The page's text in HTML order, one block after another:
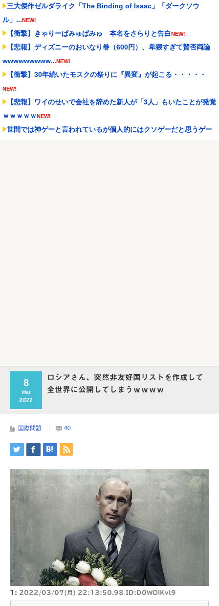
三大傑作ゼルダライク「The Binding of Isaac」「ダークソウ
ル」...NEW!
【衝撃】きゃりーぱみゅぱみゅ 本名をさらりと告白NEW!
【悲報】ディズニーのおいなり巻（600円）、卑猥すぎて賛否両論
wwwwwwwww...NEW!
【衝撃】30年続いたモスクの祭りに『異変』が起こる・・・・・
NEW!
【悲報】ワイのせいで会社を辞めた新人が「3人」もいたことが発覚
ｗｗｗｗｗNEW!
世間では神ゲーと言われているが個人的にはクソゲーだと思うゲー
8
Mar
2022
ロシアさん、突然非友好国リストを作成して
全世界に公開してしまうｗｗｗｗ
国際問題 40
1: 2022/03/07(月) 22:13:50.98 ID:D0WOiKvl9